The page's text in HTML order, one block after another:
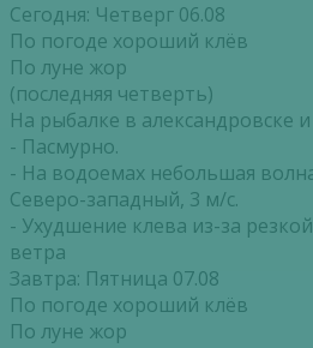
Сегодня: Четверг 06.08
По погоде хороший клёв
По луне жор
(последняя четверть)
На рыбалке в александровске и
- Пасмурно.
- На водоемах небольшая
Северо-западный, 3 м/с.
- Ухудшение клева из-за
ветра
Завтра: Пятница 07.08
По погоде хороший клёв
По луне жор